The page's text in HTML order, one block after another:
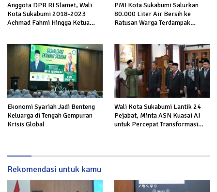
Anggota DPR RI Slamet, Wali
Kota Sukabumi 2018-2023
Achmad Fahmi Hingga Ketua
Sukabumi
PMI Kota Sukabumi Salurkan
80.000 Liter Air Bersih ke
Ratusan Warga Terdampak
Ekonomi Syariah Jadi Benteng
Keluarga di Tengah Gempuran
Krisis Global
Wali Kota Sukabumi Lantik 24
Pejabat, Minta ASN Kuasai AI
untuk Percepat Transformasi
Rekomendasi untuk kamu